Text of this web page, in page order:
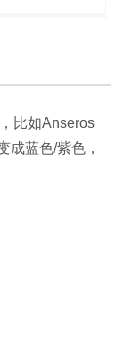
比如Anseros
成蓝色/紫色，